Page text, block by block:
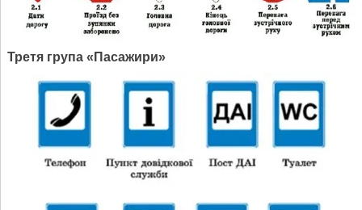
Третя група «Пасажири»